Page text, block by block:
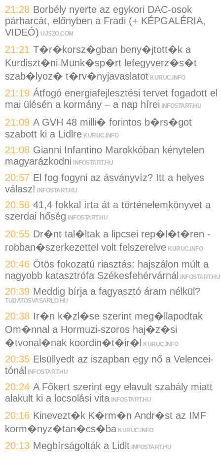
21:28 Borbély nyerte az egykori DAC-osok
párharcát, előnyben a Fradi (+ KÉPGALÉRIA,
VIDEÓ) UJSZO.COM
21:21 T�r�korsz�gban beny�jtott�k a
Kurdiszt�ni Munk�sp�rt lefegyverz�s�t
szab�lyoz� t�rv�nyjavaslatot KURUC.INFO
21:19 Átfogó energiafejlesztési tervet fogadott el
mai ülésén a kormány – a nap hírei
INFOSTART.HU
21:09 A GVH 48 milli� forintos b�rs�got
szabott ki a Lidlre KURUC.INFO
21:08 Gianni Infantino Marokkóban kénytelen
magyarázkodni
INFOSTART.HU
20:57 El fog fogyni az ásványvíz? Itt a helyes
válasz! INFOSTART.HU
20:56 41,4 fokkal írta át a történelemkönyvet a
szerdai hőség
INFOSTART.HU
20:55 Dr�nt tal�ltak a lipcsei rep�l�t�ren -
robban�szerkezettel volt felszerelve KURUC.INFO
20:46 Ötös fokozatú riasztás: hajszálon múlt a
nagyobb katasztrófa Székesfehérvárnál INFOSTART.HU
20:39 Meddig bírja a fagyasztó áram nélkül?
TUDATOSVASARLO.HU
20:38 Ir�n k�zl�se szerint meg�llapodtak
Om�nnal a Hormuzi-szoros haj�z�si
�tvonal�nak koordin�t�ir�l
KURUC.INFO
20:35 Elsüllyedt az iszapban egy nő a Velencei-
tónál
INFOSTART.HU
20:24 A Főkert szerint egy elavult szabály miatt
alakult ki a locsolási vita INFOSTART.HU
20:16 Kinevezt�k K�rm�n Andr�st az IMF
korm�nyz�tan�cs�ba KURUC.INFO
20:13 Megbírságolták a Lidlt INFOSTART.HU